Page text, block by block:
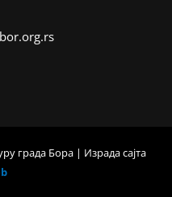
града Бора | Израда сајта